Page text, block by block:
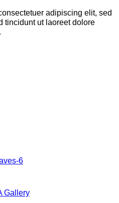
adipiscing elit, sed
tincidunt ut laoreet dolore
6ไม่มี
Galleryไม่มี